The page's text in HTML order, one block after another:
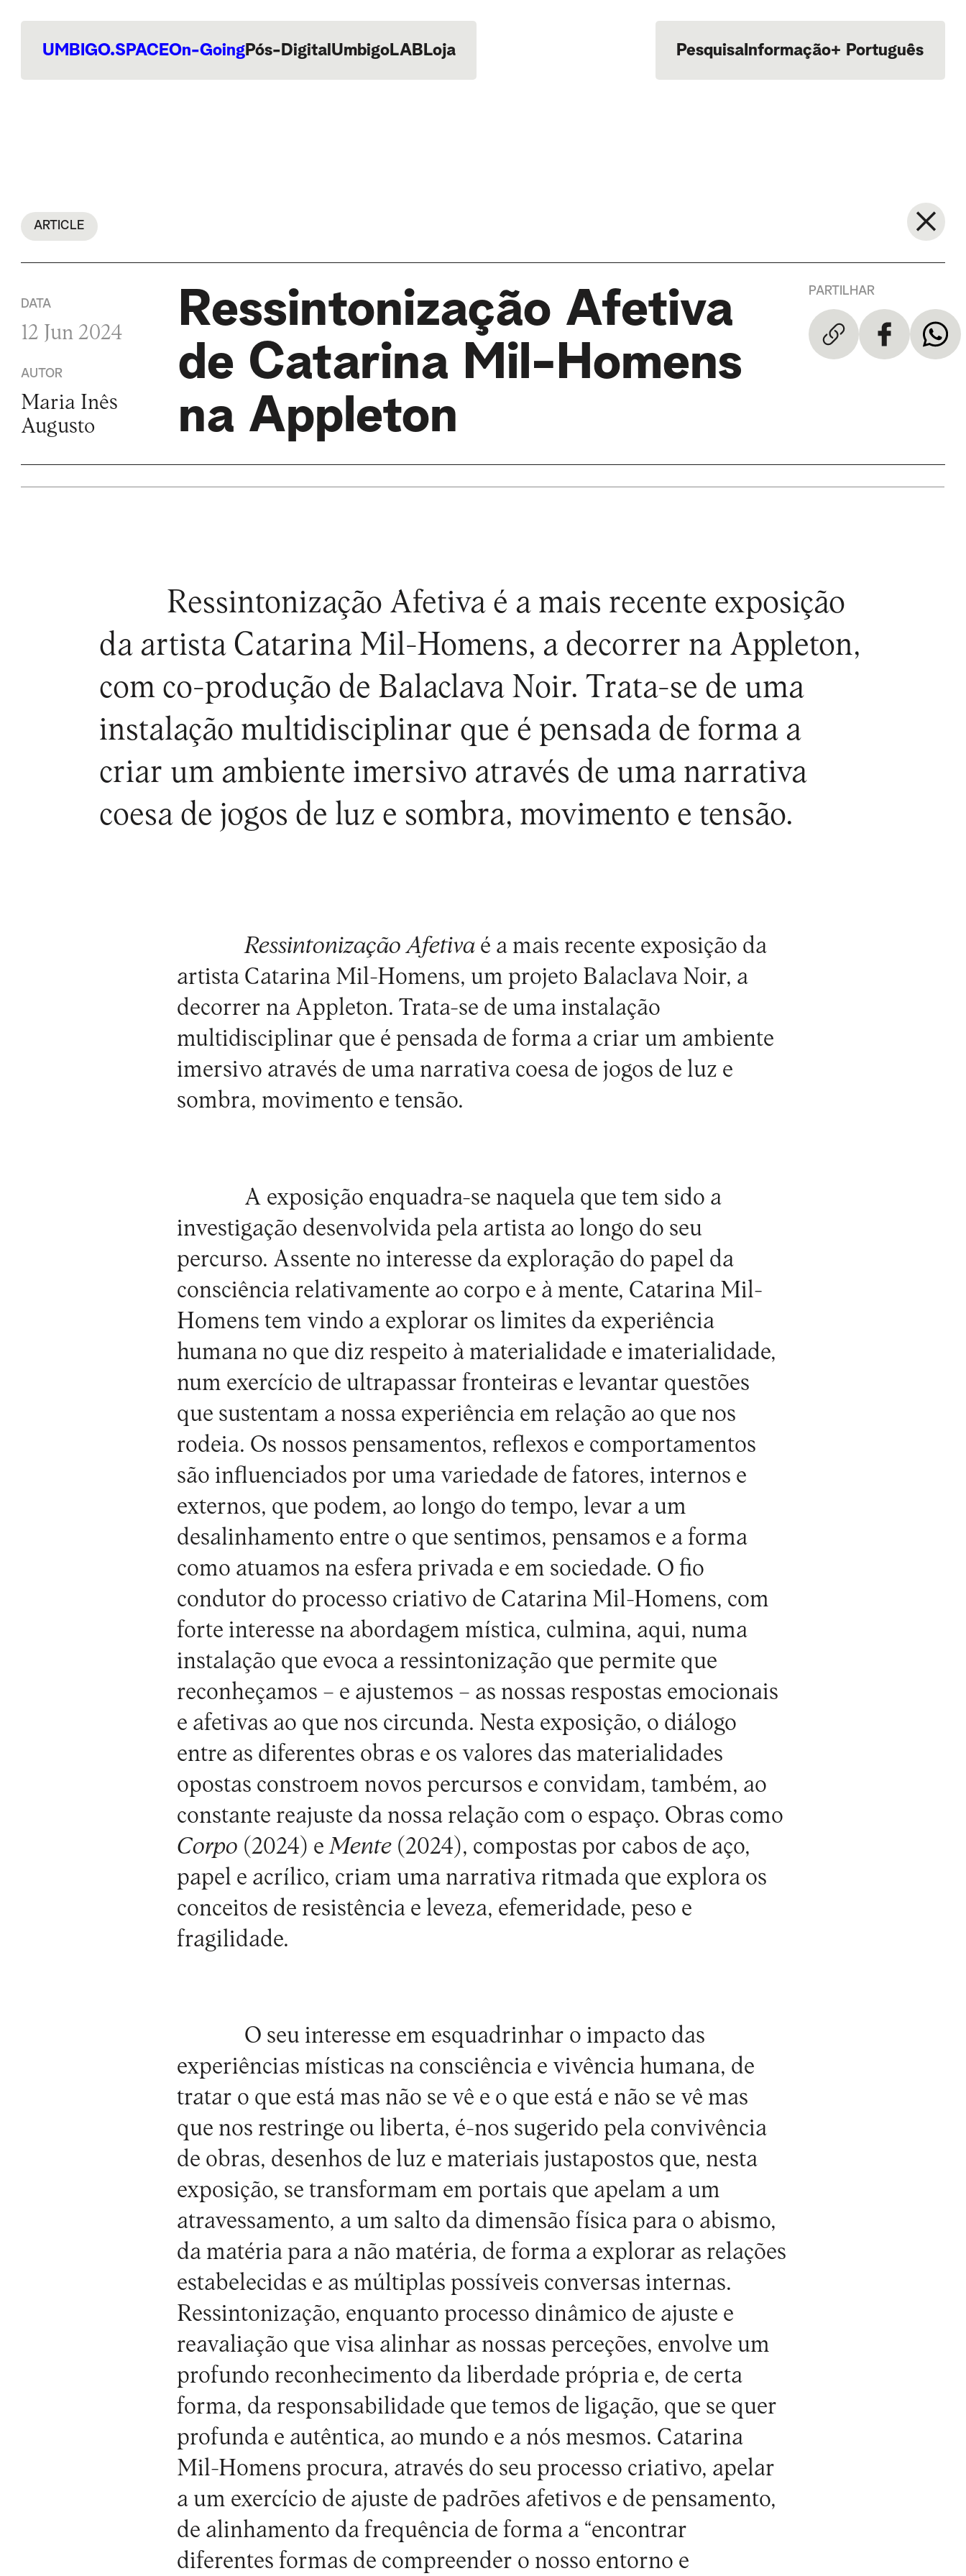
UMBIGO.SPACEOn-GoingPós-Digital UmbigoLAB Loja Pesquisa Informação+ Português
English
ARTICLE
DATA
12 Jun 2024
AUTOR
Maria Inês
Augusto
Ressintonização Afetiva
de Catarina Mil-Homens
na Appleton
PARTILHAR
Ressintonização Afetiva é a mais recente exposição
da artista Catarina Mil-Homens, a decorrer na Appleton,
com co-produção de Balaclava Noir. Trata-se de uma
instalação multidisciplinar que é pensada de forma a
criar um ambiente imersivo através de uma narrativa
coesa de jogos de luz e sombra, movimento e tensão.
Ressintonização Afetiva é a mais recente exposição da
artista Catarina Mil-Homens, um projeto Balaclava Noir, a
decorrer na Appleton. Trata-se de uma instalação
multidisciplinar que é pensada de forma a criar um ambiente
imersivo através de uma narrativa coesa de jogos de luz e
sombra, movimento e tensão.
A exposição enquadra-se naquela que tem sido a
investigação desenvolvida pela artista ao longo do seu
percurso. Assente no interesse da exploração do papel da
consciência relativamente ao corpo e à mente, Catarina Mil-
Homens tem vindo a explorar os limites da experiência
humana no que diz respeito à materialidade e imaterialidade,
num exercício de ultrapassar fronteiras e levantar questões
que sustentam a nossa experiência em relação ao que nos
rodeia. Os nossos pensamentos, reflexos e comportamentos
são influenciados por uma variedade de fatores, internos e
externos, que podem, ao longo do tempo, levar a um
desalinhamento entre o que sentimos, pensamos e a forma
como atuamos na esfera privada e em sociedade. O fio
condutor do processo criativo de Catarina Mil-Homens, com
forte interesse na abordagem mística, culmina, aqui, numa
instalação que evoca a ressintonização que permite que
reconheçamos – e ajustemos – as nossas respostas emocionais
e afetivas ao que nos circunda. Nesta exposição, o diálogo
entre as diferentes obras e os valores das materialidades
opostas constroem novos percursos e convidam, também, ao
constante reajuste da nossa relação com o espaço. Obras como
Corpo (2024) eMente (2024), compostas por cabos de aço,
papel e acrílico, criam uma narrativa ritmada que explora os
conceitos de resistência e leveza, efemeridade, peso e
fragilidade.
O seu interesse em esquadrinhar o impacto das
experiências místicas na consciência e vivência humana, de
tratar o que está mas não se vê e o que está e não se vê mas
que nos restringe ou liberta, é-nos sugerido pela convivência
de obras, desenhos de luz e materiais justapostos que, nesta
exposição, se transformam em portais que apelam a um
atravessamento, a um salto da dimensão física para o abismo,
da matéria para a não matéria, de forma a explorar as relações
estabelecidas e as múltiplas possíveis conversas internas.
Ressintonização, enquanto processo dinâmico de ajuste e
reavaliação que visa alinhar as nossas perceções, envolve um
profundo reconhecimento da liberdade própria e, de certa
forma, da responsabilidade que temos de ligação, que se quer
profunda e autêntica, ao mundo e a nós mesmos. Catarina
Mil-Homens procura, através do seu processo criativo, apelar
a um exercício de ajuste de padrões afetivos e de pensamento,
de alinhamento da frequência de forma a “encontrar
diferentes formas de compreender o nosso entorno e